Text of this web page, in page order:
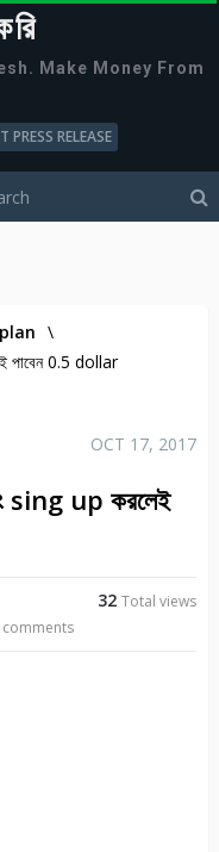
Make Money From
PRESS RELEASE
\
পাবেন 0.5 dollar
OCT 17, 2017
sing up করলেই
32Total views
comments